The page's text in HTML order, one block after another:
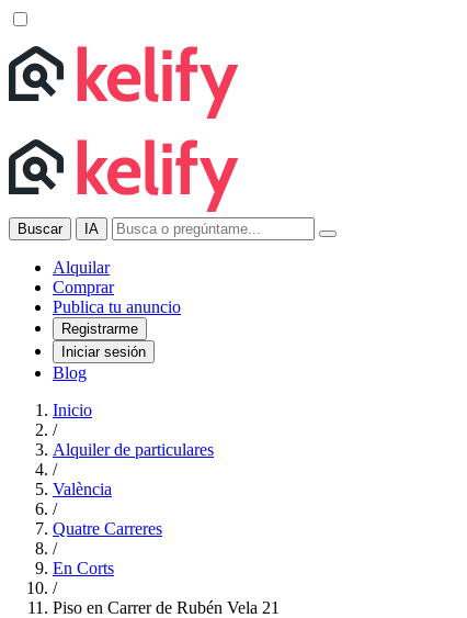
Buscar IA
Alquilar
Comprar
Publica tu anuncio
Registrarme
Iniciar sesión
Blog
Inicio
/
Alquiler de particulares
/
València
/
Quatre Carreres
/
En Corts
/
Piso en Carrer de Rubén Vela 21